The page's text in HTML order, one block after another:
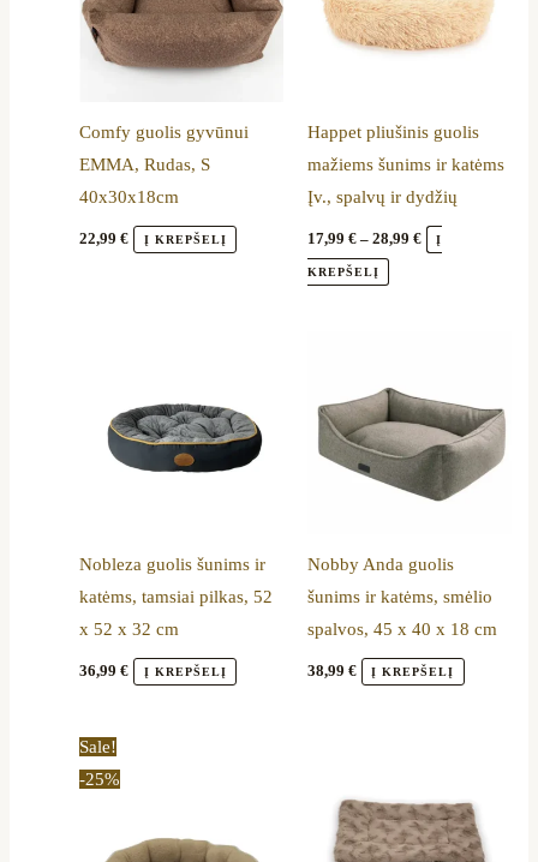
Comfy guolis gyvūnui
EMMA, Rudas, S
40x30x18cm
22,99€ Į KREPŠELĮ
Happet pliušinis guolis
mažiems šunims ir katėms
Įv., spalvų ir dydžių
17,99 € – 28,99 € Į
KREPŠELĮ
multiple
variants.
may
be
chosen
on
Nobleza guolis šunims ir
katėms, tamsiai pilkas, 52
x 52 x 32 cm
36,99€ Į KREPŠELĮ
Nobby Anda guolis
šunims ir katėms, smėlio
spalvos, 45 x 40 x 18 cm
38,99 € Į KREPŠELĮ
Sale!
-25%